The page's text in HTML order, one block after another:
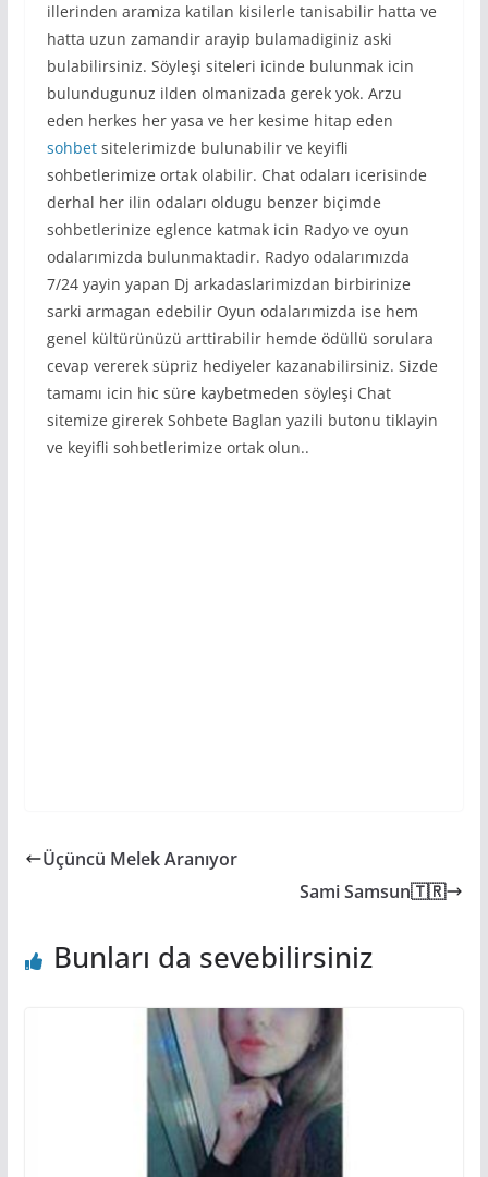
illerinden aramiza katilan kisilerle tanisabilir hatta ve
hatta uzun zamandir arayip bulamadiginiz aski
bulabilirsiniz. Söyleşi siteleri icinde bulunmak icin
bulundugunuz ilden olmanizada gerek yok. Arzu
eden herkes her yasa ve her kesime hitap eden
sohbetsitelerimizde bulunabilir ve keyifli
sohbetlerimize ortak olabilir. Chat odaları icerisinde
derhal her ilin odaları oldugu benzer biçimde
sohbetlerinize eglence katmak icin Radyo ve oyun
odalarımizda bulunmaktadir. Radyo odalarımızda
7/24 yayin yapan Dj arkadaslarimizdan birbirinize
sarki armagan edebilir Oyun odalarımizda ise hem
genel kültürünüzü arttirabilir hemde ödüllü sorulara
cevap vererek süpriz hediyeler kazanabilirsiniz. Sizde
tamamı icin hic süre kaybetmeden söyleşi Chat
sitemize girerek Sohbete Baglan yazili butonu tiklayin
ve keyifli sohbetlerimize ortak olun..
Üçüncü Melek Aranıyor
Sami Samsun🇹🇷
Bunları da sevebilirsiniz